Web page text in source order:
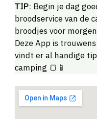
TIP: Begin je dag
broodservice van de
broodjes voor
Deze App is
vindt er al handige
camping 🍞📱